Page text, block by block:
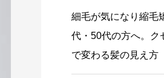
細毛が気になり縮毛
代・50代の方へ。ク
で変わる髪の見え方